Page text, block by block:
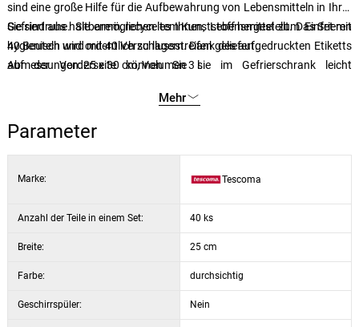
sind eine große Hilfe für die Aufbewahrung von Lebensmitteln in Ihrer
Gefriertruhe. Sie ermöglichen es Ihnen, Lebensmittel zum Einfrieren
hygienisch und ordentlich zu lagern. Dank des aufgedruckten Etiketts
auf der Vorderseite können Sie sie im Gefrierschrank leicht
Sie sind aus haltbarem, recyceltem Kunststoff hergestellt. Das Set mit
40 Beuteln wird mit 40 Verschlussstreifen geliefert.
Abmessungen: 25 x 30 cm, Volumen 3 l.
Mehr
Parameter
Marke: Tescoma
Anzahl der Teile in einem Set: 40 ks
Breite: 25 cm
Farbe: durchsichtig
Geschirrspüler: Nein